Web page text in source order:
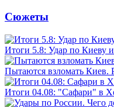
Сюжеты
Итоги 5.8: Удар по Киеву
Пытаются взломать Киев.
Итоги 04.08: "Сафари" в